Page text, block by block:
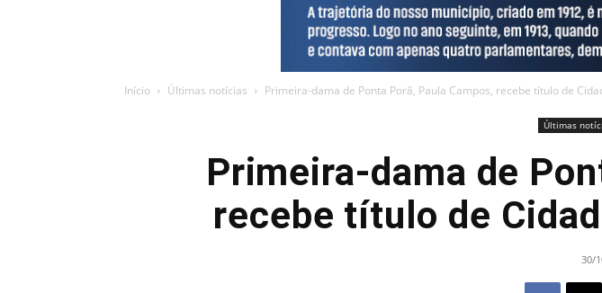
Início Últimas notícias Primeira-dama de Ponta Porã, Paula Campos, recebe título de
Últimas
Primeira-dama de
recebe título de
30/